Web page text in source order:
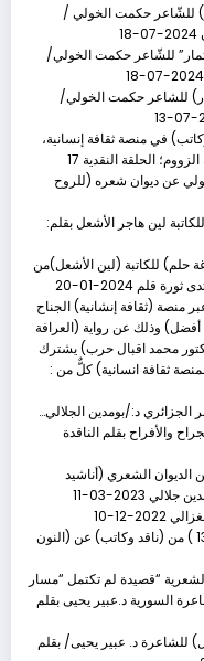
للشّاعر حكمت الخولي /
2024-07-18
للشّاعر حكمت الخولي/
2024-07-18
للشاعر حكمت الخولي/
في منصة ثقافة إنسانية،
ومنتدى ثورة قلم؛ أن نقدم لكم، ومن على منصة الزووم؛ الحلقة النقدية 17
عن ديوان شعره (للروح
لين هاجر الأشعل بقلم:
حلم) للكاتبة (لين الأشعل)من
ثورة قلم 2024-01-20
منصة (ثقافة إنشانية) الجناح
أفضل) وذلك عن رواية (العرافة
محمد اقبال حرب) يشترك
ثقافة انسانية) كلٌّ من :
الجزائري د:/بومدين الجلالي…
والأفراح بقلم الناقدة
الديوان الشعري (أناشيد
جلالي 2023-03-11
2022-12-10
منتدى ثورة قلم غرفة النقد الادبي في ح (13 ) من (ناقد وكاتب) عن (النون
“قصيدة لم تكتمل “مسار
السورية د.عبير يحيى بقلم
للشاعرة د. عبير يحيى/ بقلم